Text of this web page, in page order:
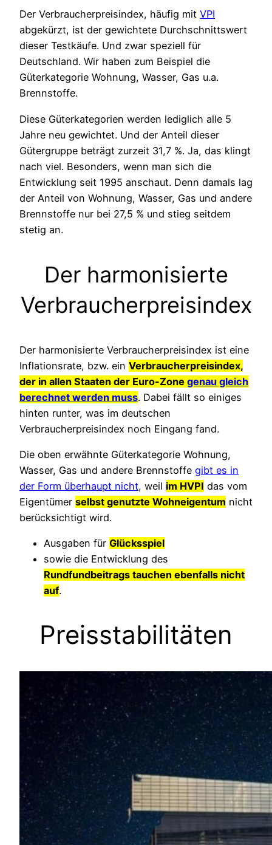
Der Verbraucherpreisindex, häufig mit VPI
abgekürzt, ist der gewichtete Durchschnittswert
dieser Testkäufe. Und zwar speziell für
Deutschland. Wir haben zum Beispiel die
Güterkategorie Wohnung, Wasser, Gas u.a.
Brennstoffe.
Diese Güterkategorien werden lediglich alle 5
Jahre neu gewichtet. Und der Anteil dieser
Gütergruppe beträgt zurzeit 31,7 %. Ja, das klingt
nach viel. Besonders, wenn man sich die
Entwicklung seit 1995 anschaut. Denn damals lag
der Anteil von Wohnung, Wasser, Gas und andere
Brennstoffe nur bei 27,5 % und stieg seitdem
stetig an.
Der harmonisierte
Verbraucherpreisindex
Der harmonisierte Verbraucherpreisindex ist eine
Inflationsrate, bzw. ein Verbraucherpreisindex,
der in allen Staaten der Euro-Zone genau gleich
berechnet werden muss. Dabei fällt so einiges
hinten runter, was im deutschen
Verbraucherpreisindex noch Eingang fand.
Die oben erwähnte Güterkategorie Wohnung,
Wasser, Gas und andere Brennstoffe gibt es in
der Form überhaupt nicht, weil im HVPI das vom
Eigentümer selbst genutzte Wohneigentum nicht
berücksichtigt wird.
Ausgaben für Glücksspiel
sowie die Entwicklung des
Rundfundbeitrags tauchen ebenfalls nicht
auf.
Preisstabilitäten